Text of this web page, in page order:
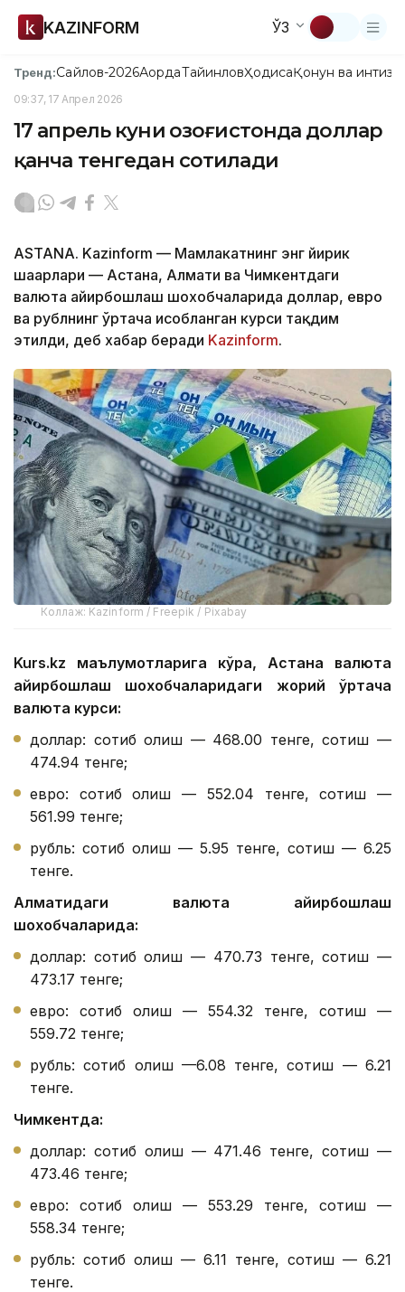
KAZINFORM ЎЗ
Тренд:Сайлов-2026АқордаТайинловҲодисаҚонун ва
09:37, 17 Апрел 2026
17 апрель куни Қозоғистонда доллар
қанча тенгедан сотилади
ASTANA. Kazinform — Мамлакатнинг энг йирик
шаҳарлари — Астана, Алмати ва Чимкентдаги
валюта айирбошлаш шохобчаларида доллар, евро
ва рублнинг ўртача ҳисобланган курси тақдим
этилди, деб хабар беради Kazinform.
Коллаж: Kazinform / Freepik / Pixabay
Kurs.kz маълумотларига кўра, Астана валюта
айирбошлаш шохобчаларидаги жорий ўртача
валюта курси:
доллар: сотиб олиш — 468.00 тенге, сотиш —
474.94 тенге;
евро: сотиб олиш — 552.04 тенге, сотиш —
561.99 тенге;
рубль: сотиб олиш — 5.95 тенге, сотиш — 6.25
тенге.
Алматидаги валюта айирбошлаш
шохобчаларида:
доллар: сотиб олиш — 470.73 тенге, сотиш —
473.17 тенге;
евро: сотиб олиш — 554.32 тенге, сотиш —
559.72 тенге;
рубль: сотиб олиш —6.08 тенге, сотиш — 6.21
тенге.
Чимкентда:
доллар: сотиб олиш — 471.46 тенге, сотиш —
473.46 тенге;
евро: сотиб олиш — 553.29 тенге, сотиш —
558.34 тенге;
рубль: сотиб олиш — 6.11 тенге, сотиш — 6.21
тенге.